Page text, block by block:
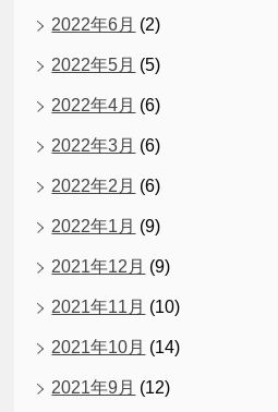
2022年6月 (2)
2022年5月 (5)
2022年4月 (6)
2022年3月 (6)
2022年2月 (6)
2022年1月 (9)
2021年12月 (9)
2021年11月 (10)
2021年10月 (14)
2021年9月 (12)